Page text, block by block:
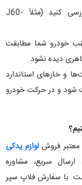
مطابقت کد فنی با مدل خودرو را بررسی کنید (مثلاً J60-
خودرو شما مطابقت
دیده نشود.
و خارهای استاندارد
شود و در حرکت خودرو
معتبر فروش لوازم یدکی
سریع، مشاوره
با سفارش فلاپ سپر